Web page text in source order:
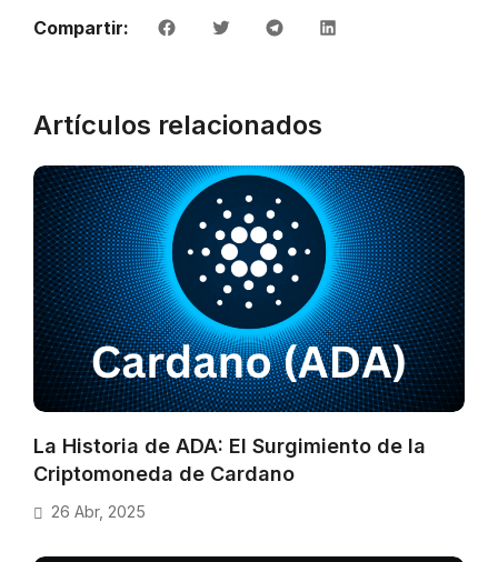
Compartir:
Artículos relacionados
La Historia de ADA: El Surgimiento de la
Criptomoneda de Cardano
26 Abr, 2025